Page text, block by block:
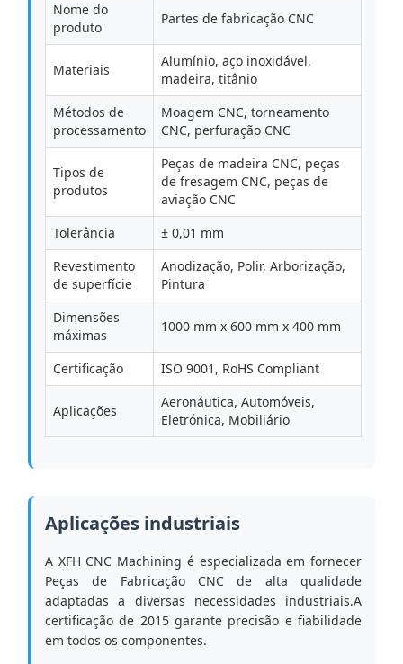
Nome do
produto
Partes de fabricação CNC
Materiais
Alumínio, aço inoxidável,
madeira, titânio
Métodos de
processamento
Moagem CNC, torneamento
CNC, perfuração CNC
Tipos de
produtos
Peças de madeira CNC, peças
de fresagem CNC, peças de
aviação CNC
Tolerância
± 0,01 mm
Revestimento
de superfície
Anodização, Polir, Arborização,
Pintura
Dimensões
máximas
1000 mm x 600 mm x 400 mm
Certificação ISO 9001, RoHS Compliant
Aplicações
Aeronáutica, Automóveis,
Eletrónica, Mobiliário
Aplicações industriais
A XFH CNC Machining é especializada em fornecer
Peças de Fabricação CNC de alta qualidade
adaptadas a diversas necessidades industriais.A
certificação de 2015 garante precisão e fiabilidade
em todos os componentes.